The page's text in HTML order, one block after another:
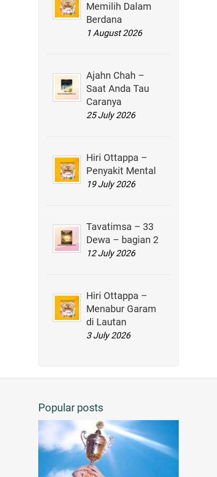
Memilih Dalam
Berdana
1 August 2026
Ajahn Chah –
Saat Anda Tau
Caranya
25 July 2026
Hiri Ottappa –
Penyakit Mental
19 July 2026
Tavatimsa – 33
Dewa – bagian 2
12 July 2026
Hiri Ottappa –
Menabur Garam
di Lautan
3 July 2026
Popular posts